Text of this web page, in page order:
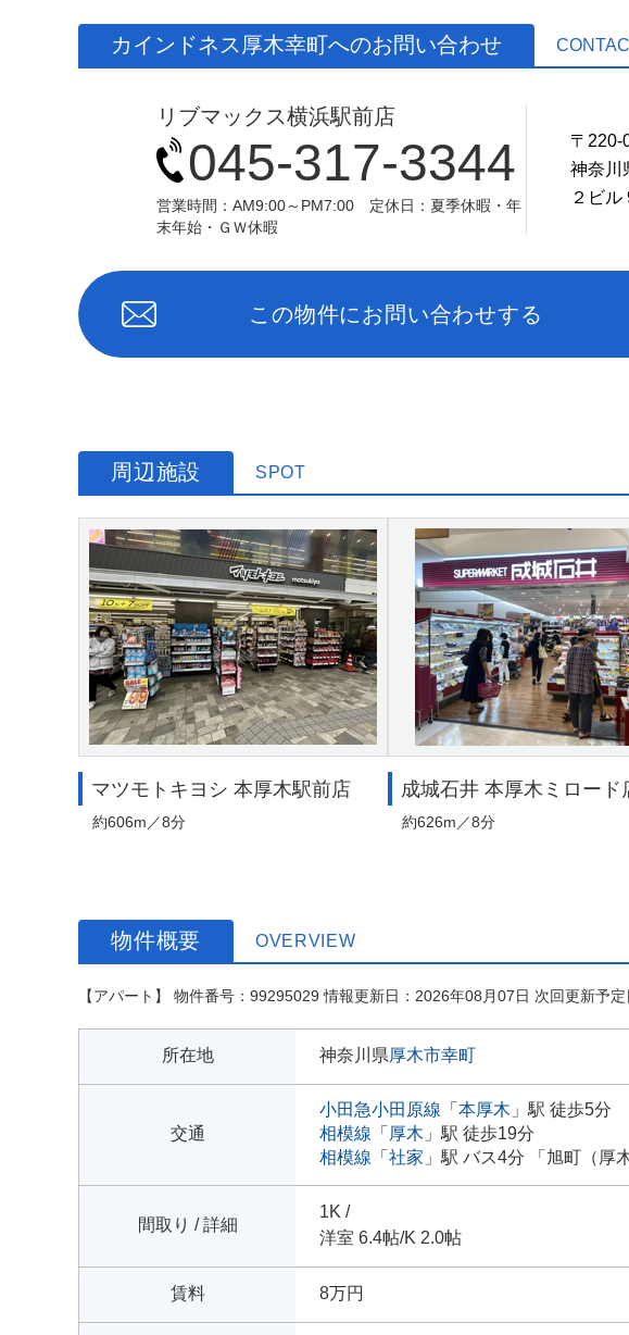
カインドネス厚木幸町へのお問い合わせ
リブマックス横浜駅前店
045-317-3344
営業時間：AM9:00～PM7:00 定休日：夏季休暇・年
末年始・ＧＷ休暇
〒220-
神奈川
２ビル
この物件にお問い合わせする
周辺施設 SPOT
マツモトキヨシ 本厚木駅前店
約606m／8分
成城石井 本厚木ミロード
約626m／8分
物件概要 OVERVIEW
【アパート】 物件番号：99295029 情報更新日：2026年08月07日 次回更新予
所在地 神奈川県厚木市幸町
交通
小田急小田原線 「 本厚木 」駅 徒歩5分
相模線 「 厚木 」駅 徒歩19分
相模線 「 社家 」駅 バス4分 「旭町（厚
間取り / 詳細
1K /
洋室 6.4帖/K 2.0帖
賃料 8万円